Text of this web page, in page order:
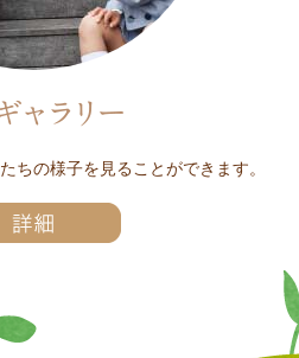
ちの様子を見ることができます。